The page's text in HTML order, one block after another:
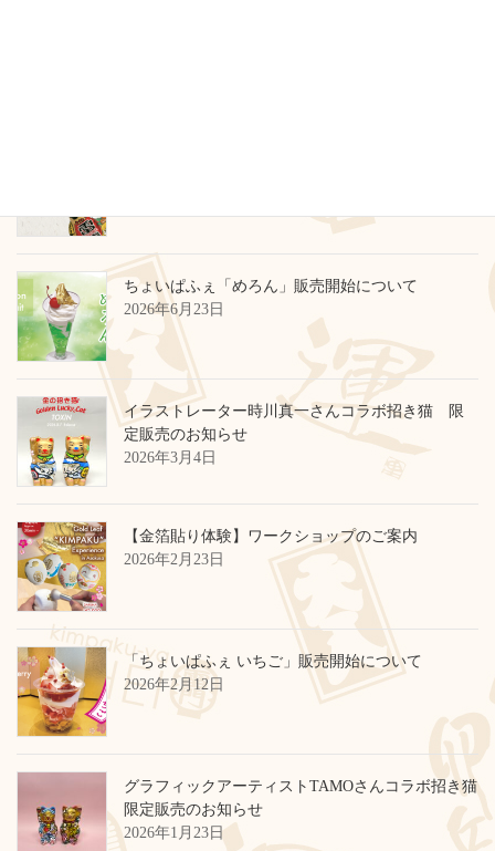
ちょいぱふぇ「めろん」販売開始について
2026年6月23日
イラストレーター時川真一さんコラボ招き猫 限
定販売のお知らせ
2026年3月4日
【金箔貼り体験】ワークショップのご案内
2026年2月23日
「ちょいぱふぇ いちご」販売開始について
2026年2月12日
グラフィックアーティストTAMOさんコラボ招き猫
限定販売のお知らせ
2026年1月23日